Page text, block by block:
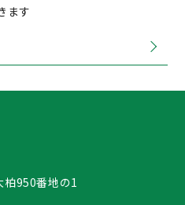
ます
950番地の1